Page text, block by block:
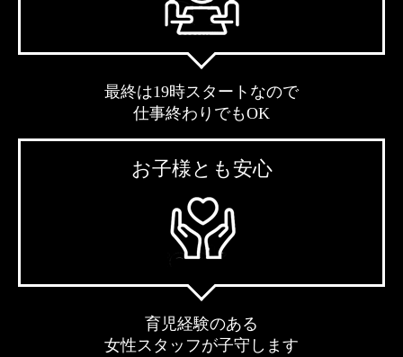
最終は19時スタートなので
仕事終わりでもOK
お子様とも安心
育児経験のある
女性スタッフが子守します